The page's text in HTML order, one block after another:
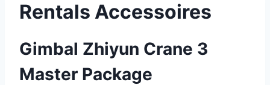
Rentals Accessoires
Gimbal Zhiyun Crane 3
Master Package